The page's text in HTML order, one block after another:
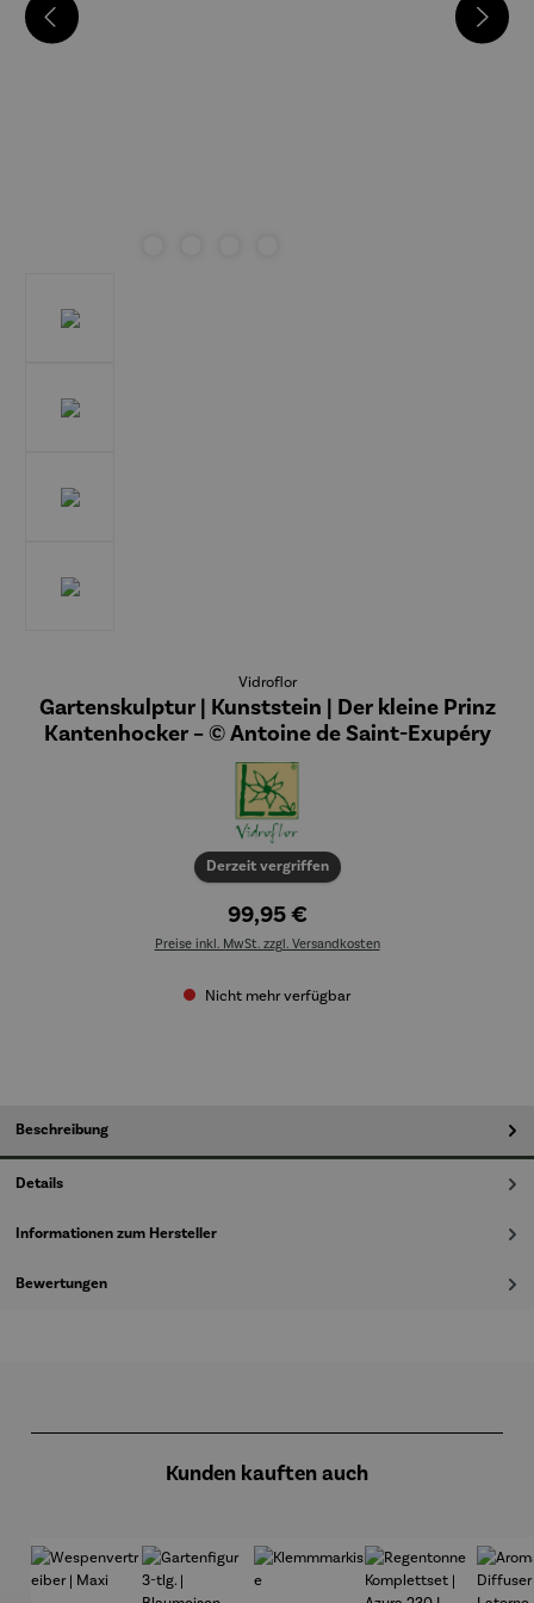
Vidroflor
Gartenskulptur | Kunststein | Der kleine Prinz
Kantenhocker – © Antoine de Saint-Exupéry
Derzeit vergriffen
99,95 €
Preise inkl. MwSt. zzgl. Versandkosten
Nicht mehr verfügbar
Beschreibung
Details
Informationen zum Hersteller
Bewertungen
Kunden kauften auch